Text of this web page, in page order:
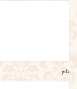
نام